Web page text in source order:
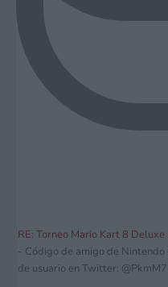
RE: Torneo Mario Kart 8
- Código de amigo de
de usuario en Twitter: @PkmM7